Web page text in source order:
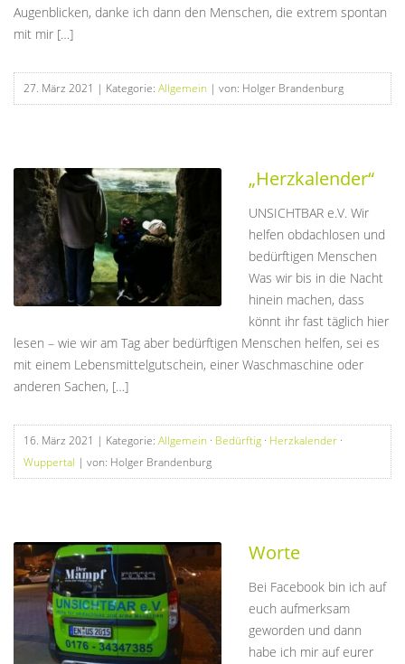
Augenblicken, danke ich dann den Menschen, die extrem spontan
mit mir […]
27. März 2021 | Kategorie: Allgemein | von: Holger Brandenburg
„Herzkalender“
UNSICHTBAR e.V. Wir
helfen obdachlosen und
bedürftigen Menschen
Was wir bis in die Nacht
hinein machen, dass
könnt ihr fast täglich hier
lesen – wie wir am Tag aber bedürftigen Menschen helfen, sei es
mit einem Lebensmittelgutschein, einer Waschmaschine oder
anderen Sachen, […]
16. März 2021 | Kategorie: Allgemein · Bedürftig · Herzkalender ·
Wuppertal | von: Holger Brandenburg
Worte
Bei Facebook bin ich auf
euch aufmerksam
geworden und dann
habe ich mir auf eurer